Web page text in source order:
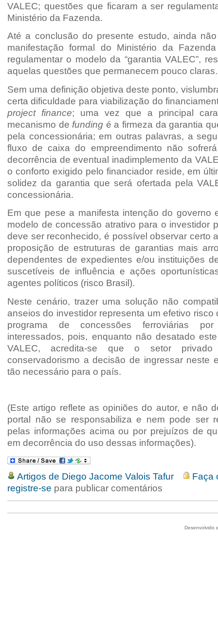
VALEC; questões que ficaram a ser
Ministério da Fazenda.
Até a conclusão do presente estudo, ainda
manifestação formal do Ministério da
regulamentar o modelo da “garantia VALEC”,
aquelas questões que permanecem pouco claras.
Sem uma definição objetiva deste ponto,
certa dificuldade para viabilização do
project finance; uma vez que a principal
mecanismo de funding é a firmeza da garantia
pela concessionária; em outras palavras, a
fluxo de caixa do empreendimento não
decorrência de eventual inadimplemento da
o conforto exigido pelo financiador reside, em
solidez da garantia que será ofertada pela
concessionária.
Em que pese a manifesta intenção do governo
modelo de concessão atrativo para o investidor
deve ser reconhecido, é possível observar certo
proposição de estruturas de garantias mais
dependentes de expedientes e/ou instituições
suscetíveis de influência e ações
agentes políticos (risco Brasil).
Neste cenário, trazer uma solução não
anseios do investidor representa um efetivo risco
programa de concessões ferroviárias
interessados, pois, enquanto não desatado
VALEC, acredita-se que o setor privado
conservadorismo a decisão de ingressar neste
tão necessário para o país.
(Este artigo reflete as opiniões do autor, e não
portal não se responsabiliza e nem pode ser
pelas informações acima ou por prejuízos de
em decorrência do uso dessas informações).
Artigos de Diego Jacome Valois Tafur
Faça
registre-se para publicar comentários
Desenvolvido